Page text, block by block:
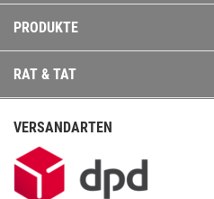
PRODUKTE
RAT & TAT
VERSANDARTEN